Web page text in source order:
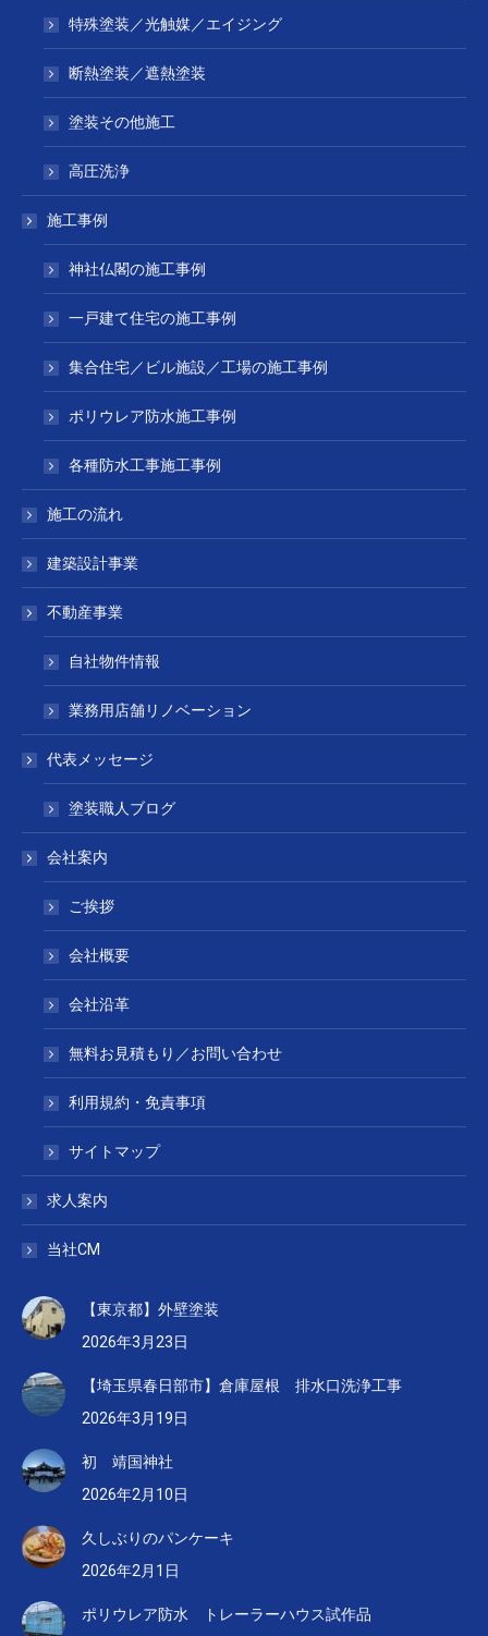
特殊塗装／光触媒／エイジング
断熱塗装／遮熱塗装
塗装その他施工
高圧洗浄
施工事例
神社仏閣の施工事例
一戸建て住宅の施工事例
集合住宅／ビル施設／工場の施工事例
ポリウレア防水施工事例
各種防水工事施工事例
施工の流れ
建築設計事業
不動産事業
自社物件情報
業務用店舗リノベーション
代表メッセージ
塗装職人ブログ
会社案内
ご挨拶
会社概要
会社沿革
無料お見積もり／お問い合わせ
利用規約・免責事項
サイトマップ
求人案内
当社CM
【東京都】外壁塗装
2026年3月23日
【埼玉県春日部市】倉庫屋根 排水口洗浄工事
2026年3月19日
初 靖国神社
2026年2月10日
久しぶりのパンケーキ
2026年2月1日
ポリウレア防水 トレーラーハウス試作品